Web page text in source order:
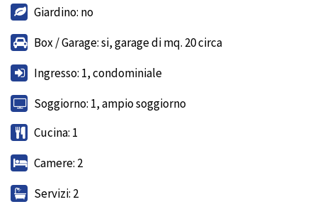
Giardino: no
Box / Garage: si, garage di mq. 20 circa
Ingresso: 1, condominiale
Soggiorno: 1, ampio soggiorno
Cucina: 1
Camere: 2
Servizi: 2